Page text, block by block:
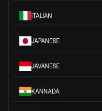
ITALIAN
JAPANESE
JAVANESE
KANNADA